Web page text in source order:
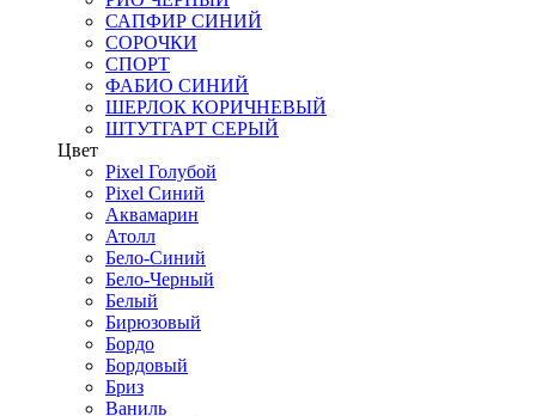
САПФИР СИНИЙ
СОРОЧКИ
СПОРТ
ФАБИО СИНИЙ
ШЕРЛОК КОРИЧНЕВЫЙ
ШТУТГАРТ СЕРЫЙ
Цвет
Pixel Голубой
Pixel Синий
Аквамарин
Атолл
Бело-Синий
Бело-Черный
Белый
Бирюзовый
Бордо
Бордовый
Бриз
Ваниль